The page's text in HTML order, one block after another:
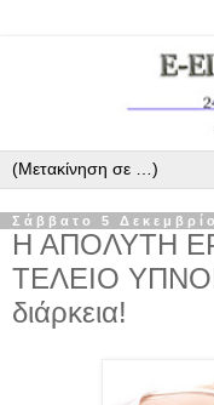
Σάββατο 5
Η ΑΠΟΛΥΤΗ
ΤΕΛΕΙΟ ΥΠΝΟ!
διάρκεια!